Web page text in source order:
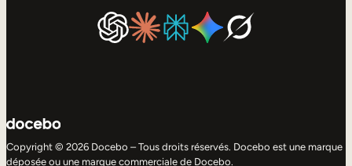
Copyright © 2026 Docebo – Tous droits réservés. Docebo est une marque
déposée ou une marque commerciale de Docebo.